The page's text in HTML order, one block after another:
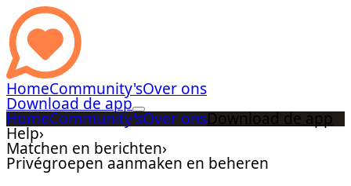
HomeCommunity'sOver ons
Download de app
HomeCommunity'sOver onsDownload de app
Help›
Matchen en berichten›
Privégroepen aanmaken en beheren